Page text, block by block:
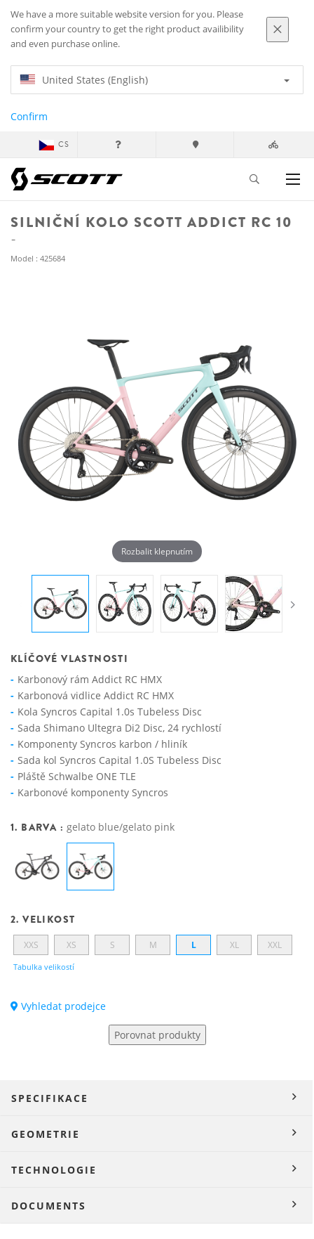
We have a more suitable website version for you. Please
confirm your country to get the right product availibility
and even purchase online.
United States (English)
Confirm
CS
SILNIČNÍ KOLO SCOTT ADDICT RC 10
Model : 425684
Rozbalit klepnutím
KLÍČOVÉ VLASTNOSTI
Karbonový rám Addict RC HMX
Karbonová vidlice Addict RC HMX
Kola Syncros Capital 1.0s Tubeless Disc
Sada Shimano Ultegra Di2 Disc, 24 rychlostí
Komponenty Syncros karbon / hliník
Sada kol Syncros Capital 1.0S Tubeless Disc
Pláště Schwalbe ONE TLE
Karbonové komponenty Syncros
1. BARVA :gelato blue/gelato pink
2. VELIKOST
XXS XS S M L XL XXL
Tabulka velikostí
Vyhledat prodejce
Porovnat produkty
SPECIFIKACE
GEOMETRIE
TECHNOLOGIE
DOCUMENTS